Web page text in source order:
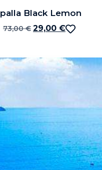
Black Lemon
73,00€ 29,00 €